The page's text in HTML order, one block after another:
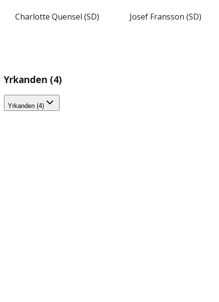
Charlotte Quensel (SD) Josef Fransson (SD)
Yrkanden (4)
Yrkanden (4)